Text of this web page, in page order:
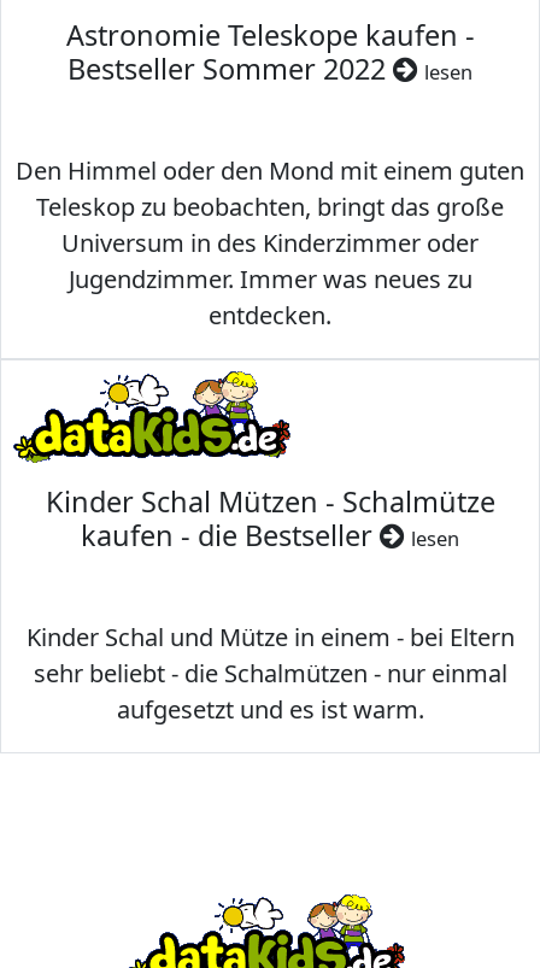
Astronomie Teleskope kaufen -
Bestseller Sommer 2022
lesen
Den Himmel oder den Mond mit einem guten
Teleskop zu beobachten, bringt das große
Universum in des Kinderzimmer oder
Jugendzimmer. Immer was neues zu
entdecken.
Kinder Schal Mützen - Schalmütze
kaufen - die Bestseller
lesen
Kinder Schal und Mütze in einem - bei Eltern
sehr beliebt - die Schalmützen - nur einmal
aufgesetzt und es ist warm.